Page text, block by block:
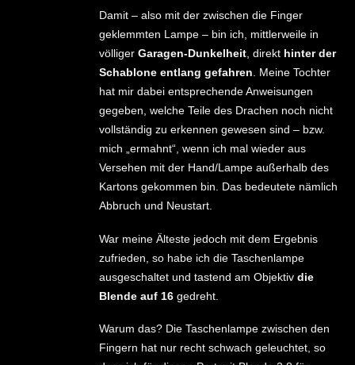
Damit – also mit der zwischen die Finger
geklemmten Lampe – bin ich, mittlerweile in
völliger Garagen-Dunkelheit, direkt hinter der
Schablone entlang gefahren. Meine Tochter
hat mir dabei entsprechende Anweisungen
gegeben, welche Teile des Drachen noch nicht
vollständig zu erkennen gewesen sind – bzw.
mich „ermahnt“, wenn ich mal wieder aus
Versehen mit der Hand/Lampe außerhalb des
Kartons gekommen bin. Das bedeutete nämlich
Abbruch und Neustart.
War meine Älteste jedoch mit dem Ergebnis
zufrieden, so habe ich die Taschenlampe
ausgeschaltet und tastend am Objektiv die
Blende auf 16gedreht.
Warum das? Die Taschenlampe zwischen den
Fingern hat nur recht schwach geleuchtet, so